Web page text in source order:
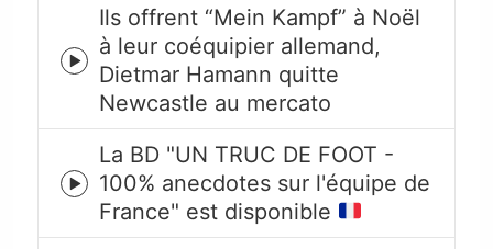
Episode
play
icon
Ils offrent “Mein Kampf” à Noël
à leur coéquipier allemand,
Dietmar Hamann quitte
Newcastle au mercato
Episode
play
icon
La BD "UN TRUC DE FOOT -
100% anecdotes sur l'équipe de
France" est disponible